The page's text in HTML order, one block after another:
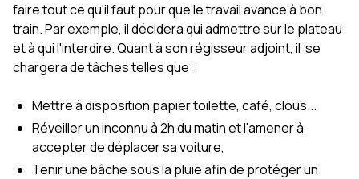
faire tout ce qu'il faut pour que le travail avance à bon
train. Par exemple, il décidera qui admettre sur le plateau
et à qui l'interdire. Quant à son régisseur adjoint, il se
chargera de tâches telles que :
Mettre à disposition papier toilette, café, clous...
Réveiller un inconnu à 2h du matin et l'amener à
accepter de déplacer sa voiture,
Tenir une bâche sous la pluie afin de protéger un